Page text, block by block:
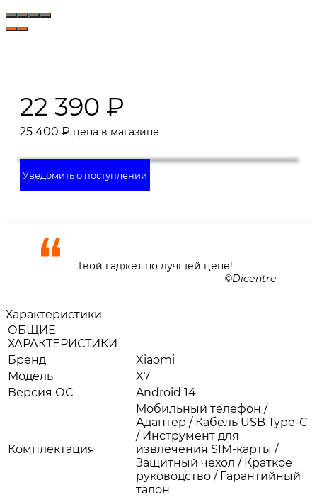
22 390 ₽
25 400 ₽ цена в магазине
Уведомить о поступлении
Твой гаджет по лучшей цене!
Dicentre
Характеристики
ОБЩИЕ
ХАРАКТЕРИСТИКИ
Бренд
Xiaomi
Модель
X7
Версия ОС
Android 14
Комплектация
Мобильный телефон /
Адаптер / Кабель USB Type-C
/ Инструмент для
извлечения SIM-карты /
Защитный чехол / Краткое
руководство / Гарантийный
талон